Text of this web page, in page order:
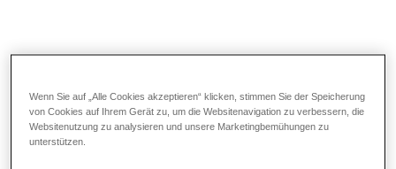
🟢 Installation und Montage von Sanitär-,
Heizungs- und Rohrleitungssystemen
Wenn Sie auf „Alle Cookies akzeptieren“ klicken, stimmen Sie der Speicherung
von Cookies auf Ihrem Gerät zu, um die Websitenavigation zu verbessern, die
Websitenutzung zu analysieren und unsere Marketingbemühungen zu
unterstützen.